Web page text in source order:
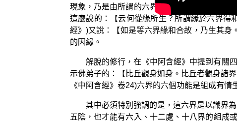
現象，乃是由所謂的六界的六種功能所合成；
這麼說的：【云何從緣所生？所謂緣於六界得
經》)又說：【如是等六界緣和合故，乃生其
的因緣。
解脫的修行，在《中阿含經》中提到有關
示佛弟子的：【比丘觀身如身。比丘者觀身諸
《中阿含經》卷24)六界的六個功能是組成有
其中必須特別強調的是，這六界是以識界
五陰，也才能有六入、十二處、十八界的組成